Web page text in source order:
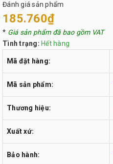
Đánh giá sản phẩm
185.760₫
* Giá sản phẩm đã bao gồm VAT
Tình trạng: Hết hàng
Mã đặt hàng:
Mã sản phẩm:
Thương hiệu:
Xuất xứ:
Bảo hành: